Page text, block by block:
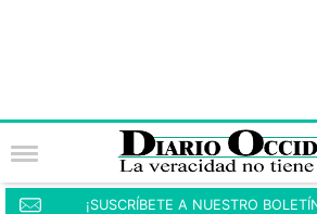
¡SUSCRÍBETE A NUESTRO